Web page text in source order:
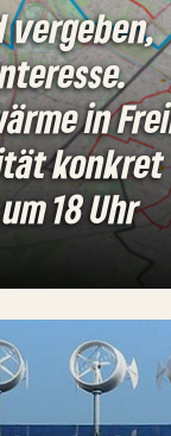
vergeben,
in
konkret
18 Uhr